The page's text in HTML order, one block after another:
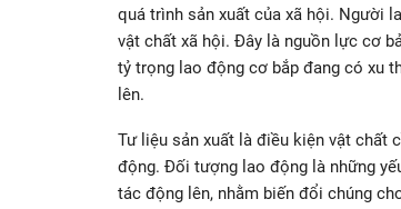
quá trình sản xuất của xã hội. Người
vật chất xã hội. Đây là nguồn lực cơ
tỷ trọng lao động cơ bắp đang có xu
lên.
Tư liệu sản xuất là điều kiện vật chất
động. Đối tượng lao động là những
tác động lên, nhằm biến đổi chúng